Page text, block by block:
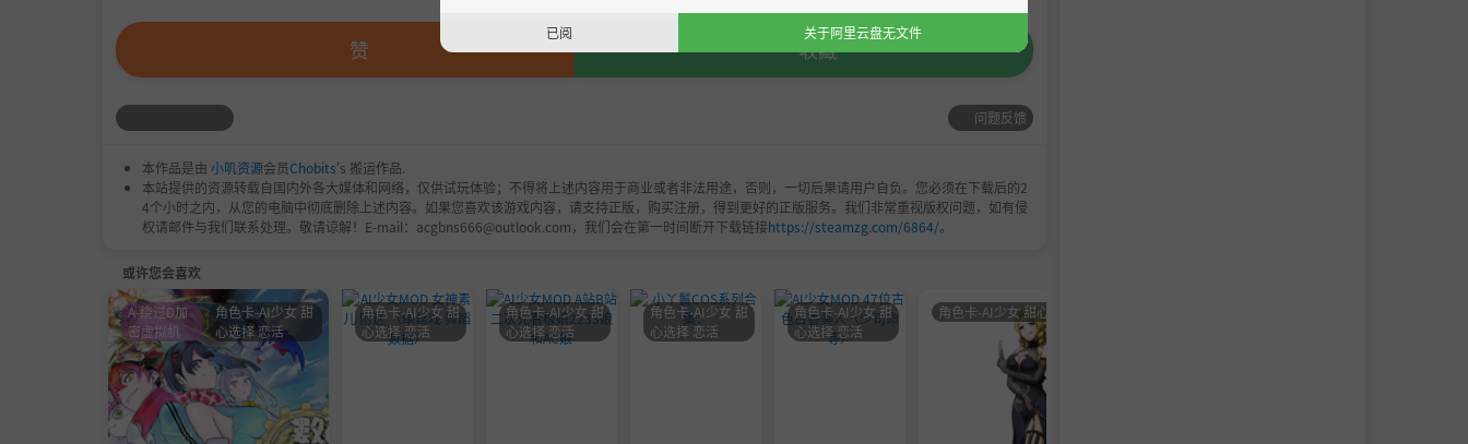
赞 收藏
问题反馈
本作品是由 小叽资源会员Chobits's 搬运作品.
本站提供的资源转载自国内外各大媒体和网络，仅供试玩体验；不得将上述内容用于商业或者非法用途，否则，一切后果请用户自负。您必须在下载后的2
4个小时之内，从您的电脑中彻底删除上述内容。如果您喜欢该游戏内容，请支持正版，购买注册，得到更好的正版服务。我们非常重视版权问题，如有侵
权请邮件与我们联系处理。敬请谅解！E-mail：acgbns666@outlook.com，我们会在第一时间断开下载链接https://steamzg.com/6864/。
或许您会喜欢
A-绕过D加
密虚拟机
角色卡-AI少女 甜
心选择 恋活
角色卡-AI少女 甜
心选择 恋活
角色卡-AI少女 甜
心选择 恋活
角色卡-AI少女 甜
心选择 恋活
角色卡-AI少女 甜
心选择 恋活
角色卡-AI少女 甜心选择 恋活
已阅 关于阿里云盘无文件